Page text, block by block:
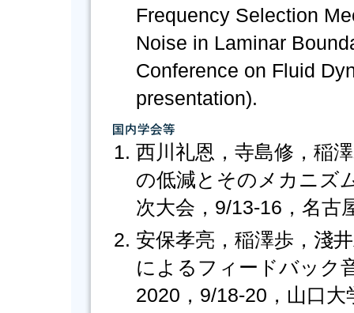
Frequency Selection
Noise in Laminar
Conference on Fluid
presentation).
西川礼恩，寺島修，稲
の低減とそのメカニズ
次大会，9/13-16，名古
安保孝亮，稲澤歩，淺
によるフィードバック
2020，9/18-20，山口